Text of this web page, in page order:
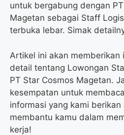
untuk bergabung dengan
Magetan sebagai Staff
terbuka lebar. Simak
Artikel ini akan memberikan
detail tentang Lowongan
PT Star Cosmos Magetan.
kesempatan untuk
informasi yang kami berikan
membantu kamu dalam
kerja!